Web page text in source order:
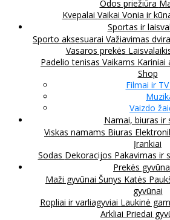
Odos priežiūra
Kvepalai Vaikai Vonia ir
Sportas ir
Sporto aksesuarai Važiavimas
Vasaros prekės
Padelio tenisas Vaikams Kariniai
Shop
Filmai ir
Vaizdo
Namai, biuras ir
Viskas namams Biuras
Įrankiai
Sodas Dekoracijos Pakavimas ir
Prekės
Maži gyvūnai Šunys Katės
gyvūnai
Ropliai ir varliagyviai Laukinė
Arkliai Priedai